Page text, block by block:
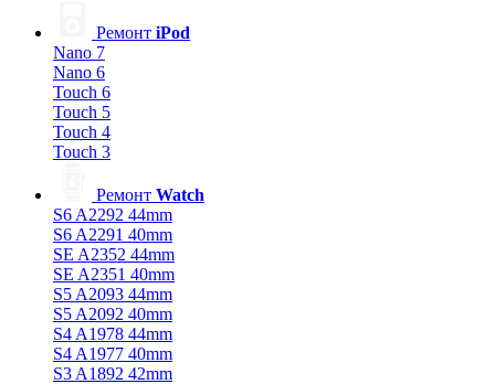
Ремонт iPod
Nano 7
Nano 6
Touch 6
Touch 5
Touch 4
Touch 3
Ремонт Watch
S6 A2292 44mm
S6 A2291 40mm
SE A2352 44mm
SE A2351 40mm
S5 A2093 44mm
S5 A2092 40mm
S4 A1978 44mm
S4 A1977 40mm
S3 A1892 42mm